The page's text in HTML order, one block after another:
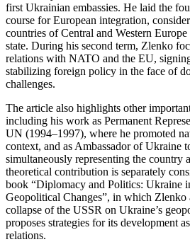
first Ukrainian embassies. He laid the
course for European integration,
countries of Central and Western
state. During his second term, Zlenko
relations with NATO and the EU,
stabilizing foreign policy in the face of
challenges.
The article also highlights other
including his work as Permanent
UN (1994–1997), where he promoted
context, and as Ambassador of Ukraine
simultaneously representing the country
theoretical contribution is separately
book “Diplomacy and Politics: Ukraine
Geopolitical Changes”, in which Zlenko
collapse of the USSR on Ukraine’s
proposes strategies for its development
relations.